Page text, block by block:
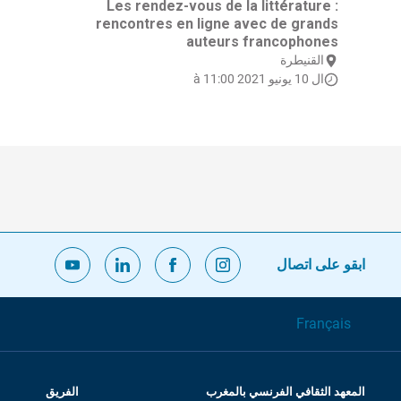
Les rendez-vous de la littérature :
rencontres en ligne avec de grands
auteurs francophones
القنيطرة
ال 10 يونيو 2021 à 11:00
ابقو على اتصال
Français
المعهد الثقافي الفرنسي بالمغرب الفريق